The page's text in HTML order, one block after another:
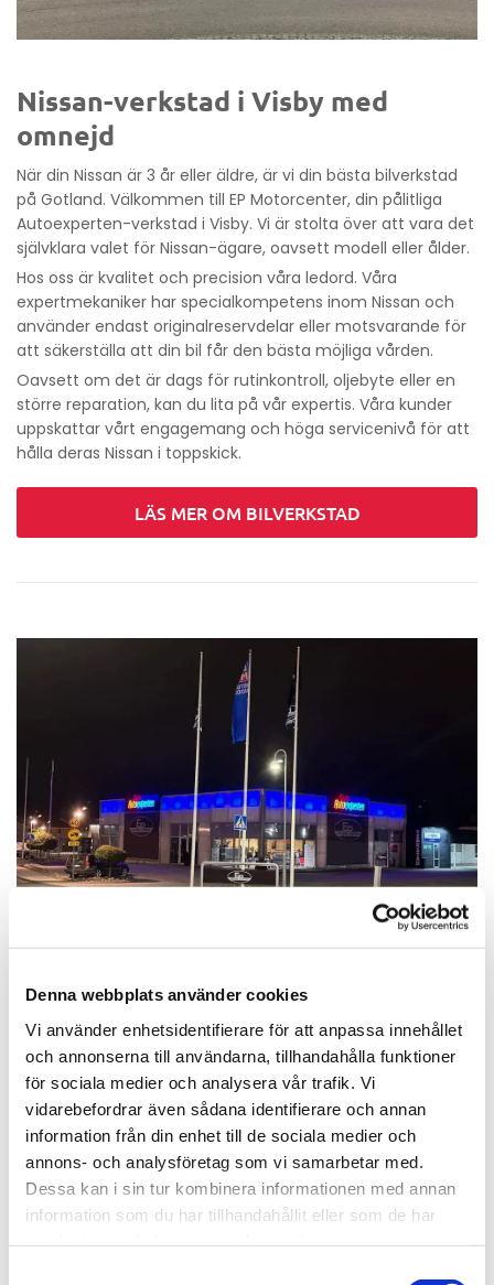
Denna webbplats använder cookies
Vi använder enhetsidentifierare för att anpassa innehållet
och annonserna till användarna, tillhandahålla funktioner
för sociala medier och analysera vår trafik. Vi
vidarebefordrar även sådana identifierare och annan
information från din enhet till de sociala medier och
annons- och analysföretag som vi samarbetar med.
Dessa kan i sin tur kombinera informationen med annan
information som du har tillhandahållit eller som de har
Nissan-verkstad i Visby med
omnejd
När din Nissan är 3 år eller äldre, är vi din bästa bilverkstad
på Gotland. Välkommen till EP Motorcenter, din pålitliga
Autoexperten-verkstad i Visby. Vi är stolta över att vara det
självklara valet för Nissan-ägare, oavsett modell eller ålder.
Hos oss är kvalitet och precision våra ledord. Våra
expertmekaniker har specialkompetens inom Nissan och
använder endast originalreservdelar eller motsvarande för
att säkerställa att din bil får den bästa möjliga vården.
Oavsett om det är dags för rutinkontroll, oljebyte eller en
större reparation, kan du lita på vår expertis. Våra kunder
uppskattar vårt engagemang och höga servicenivå för att
hålla deras Nissan i toppskick.
LÄS MER OM BILVERKSTAD
Nissan-service i Visby – vi tar hand
om din bil
När din Nissan är 3 år eller äldre, behöver den rätt
omvårdnad för att behålla prestanda och säkerhet. På EP
Motorcenter erbjuder vi Nissan-service i Visby som
garanterar att din bil fortsätter prestera på topp. Våra
certifierade tekniker har djupgående erfarenhet av Nissan
och följer tillverkarens exakta serviceprotokoll.